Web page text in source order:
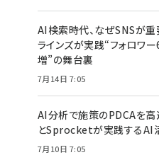
AI検索時代、なぜSNSが重
ラインズが実践“フォロワ
増”の舞台裏
7月14日 7:05
AI分析で施策のPDCAを高
とSprocketが実践するAI
7月10日 7:05